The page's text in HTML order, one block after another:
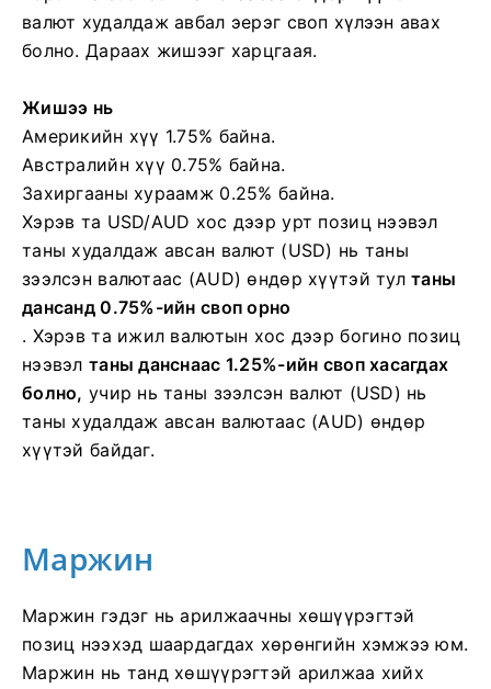
валют худалдаж авбал эерэг своп хүлээн авах
болно. Дараах жишээг харцгаая.
Жишээ нь
Америкийн хүү 1.75% байна.
Австралийн хүү 0.75% байна.
Захиргааны хураамж 0.25% байна.
Хэрэв та USD/AUD хос дээр урт позиц нээвэл
таны худалдаж авсан валют (USD) нь таны
зээлсэн валютаас (AUD) өндөр хүүтэй тултаны
дансанд 0.75%-ийн своп орно
. Хэрэв та ижил валютын хос дээр богино позиц
нээвэл таны данснаас 1.25%-ийн своп хасагдах
болно, учир нь таны зээлсэн валют (USD) нь
таны худалдаж авсан валютаас (AUD) өндөр
хүүтэй байдаг.
Маржин
Маржин гэдэг нь арилжаачны хөшүүрэгтэй
позиц нээхэд шаардагдах хөрөнгийн хэмжээ юм.
Маржин нь танд хөшүүрэгтэй арилжаа хийх